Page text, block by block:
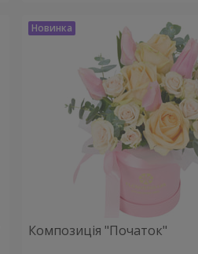
Композиція "Початок"